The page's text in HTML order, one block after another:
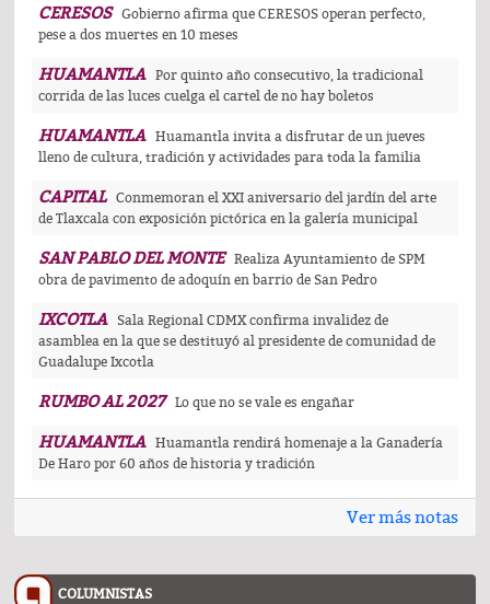
CERESOS
Gobierno afirma que CERESOS operan perfecto,
pese a dos muertes en 10 meses
HUAMANTLA
Por quinto año consecutivo, la tradicional
corrida de las luces cuelga el cartel de no hay boletos
HUAMANTLA
Huamantla invita a disfrutar de un jueves
lleno de cultura, tradición y actividades para toda la familia
CAPITAL
Conmemoran el XXI aniversario del jardín del arte
de Tlaxcala con exposición pictórica en la galería municipal
SAN PABLO DEL MONTE
Realiza Ayuntamiento de SPM
obra de pavimento de adoquín en barrio de San Pedro
IXCOTLA
Sala Regional CDMX confirma invalidez de
asamblea en la que se destituyó al presidente de comunidad de
Guadalupe Ixcotla
RUMBO AL 2027 Lo que no se vale es engañar
HUAMANTLA
Huamantla rendirá homenaje a la Ganadería
De Haro por 60 años de historia y tradición
Ver más notas
COLUMNISTAS